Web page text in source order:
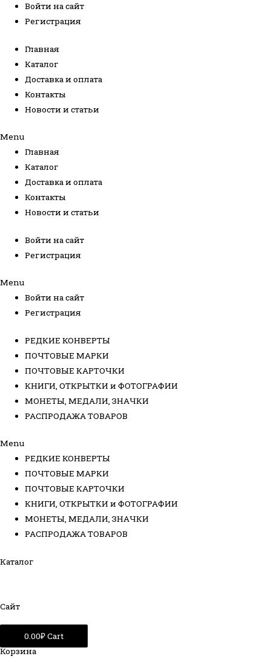
Войти на сайт
Регистрация
Главная
Каталог
Доставка и оплата
Контакты
Новости и статьи
Menu
Главная
Каталог
Доставка и оплата
Контакты
Новости и статьи
Войти на сайт
Регистрация
Menu
Войти на сайт
Регистрация
РЕДКИЕ КОНВЕРТЫ
ПОЧТОВЫЕ МАРКИ
ПОЧТОВЫЕ КАРТОЧКИ
КНИГИ, ОТКРЫТКИ и ФОТОГРАФИИ
МОНЕТЫ, МЕДАЛИ, ЗНАЧКИ
РАСПРОДАЖА ТОВАРОВ
Menu
РЕДКИЕ КОНВЕРТЫ
ПОЧТОВЫЕ МАРКИ
ПОЧТОВЫЕ КАРТОЧКИ
КНИГИ, ОТКРЫТКИ и ФОТОГРАФИИ
МОНЕТЫ, МЕДАЛИ, ЗНАЧКИ
РАСПРОДАЖА ТОВАРОВ
Каталог
Сайт
0.00₽Cart
Корзина